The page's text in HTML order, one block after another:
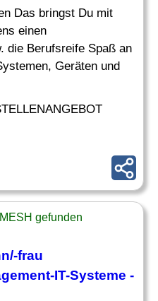
Das bringst Du mit
einen
die Berufsreife Spaß an
Geräten und
gefunden
frau
IT-Systeme -